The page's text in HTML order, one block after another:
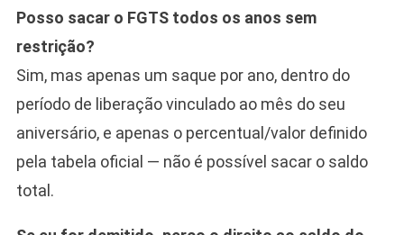
Posso sacar o FGTS todos os anos sem
restrição?
Sim, mas apenas um saque por ano, dentro do
período de liberação vinculado ao mês do seu
aniversário, e apenas o percentual/valor definido
pela tabela oficial — não é possível sacar o saldo
total.